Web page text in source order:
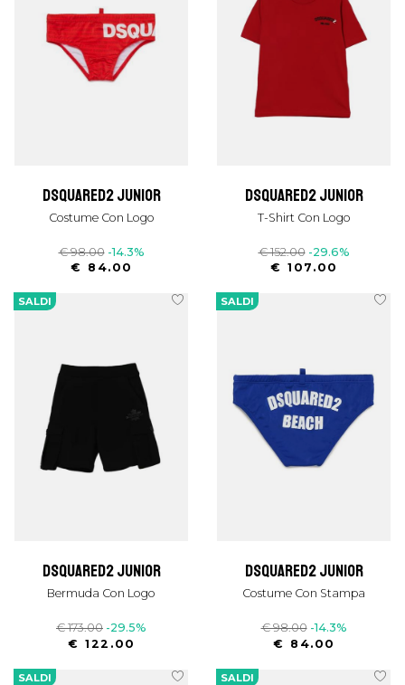
dsquared2 junior
Costume Con Logo
€ 98.00 -14.3%
€ 84.00
dsquared2 junior
T-Shirt Con Logo
€ 152.00 -29.6%
€ 107.00
SALDI
dsquared2 junior
Bermuda Con Logo
€ 173.00 -29.5%
€ 122.00
SALDI
dsquared2 junior
Costume Con Stampa
€ 98.00 -14.3%
€ 84.00
SALDI SALDI